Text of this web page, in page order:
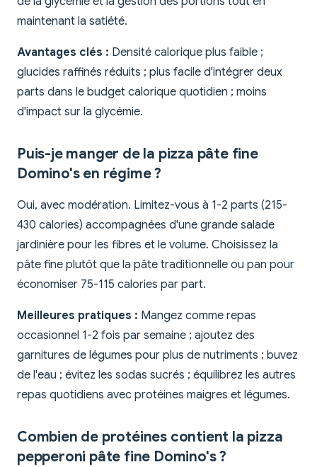
maintenant la satiété.
Avantages clés : Densité calorique plus faible ;
glucides raffinés réduits ; plus facile d'intégrer deux
parts dans le budget calorique quotidien ; moins
d'impact sur la glycémie.
Puis-je manger de la pizza pâte fine
Domino's en régime ?
Oui, avec modération. Limitez-vous à 1-2 parts (215-
430 calories) accompagnées d'une grande salade
jardinière pour les fibres et le volume. Choisissez la
pâte fine plutôt que la pâte traditionnelle ou pan pour
économiser 75-115 calories par part.
Meilleures pratiques : Mangez comme repas
occasionnel 1-2 fois par semaine ; ajoutez des
garnitures de légumes pour plus de nutriments ; buvez
de l'eau ; évitez les sodas sucrés ; équilibrez les autres
repas quotidiens avec protéines maigres et légumes.
Combien de protéines contient la pizza
pepperoni pâte fine Domino's ?